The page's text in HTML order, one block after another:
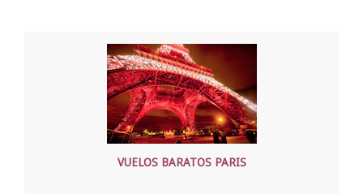
VUELOS BARATOS PARIS